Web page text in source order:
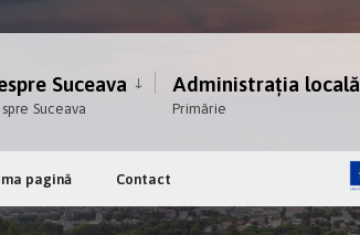
Suceava
Suceava
Administrația locală
Primărie
pagină Contact